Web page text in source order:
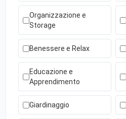
Organizzazione e
Storage
Benessere e Relax
Educazione e
Apprendimento
Giardinaggio